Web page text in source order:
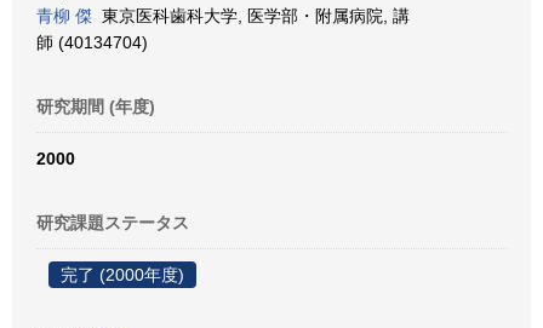
青柳 傑 東京医科歯科大学, 医学部・附属病院, 講
師 (40134704)
研究期間 (年度)
2000
研究課題ステータス
完了 (2000年度)